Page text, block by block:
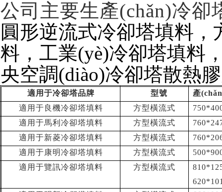
公司主要生產(chǎn)冷卻
圓形逆流式冷卻塔填料，
料，工業(yè)冷卻塔填
央空調(diào)冷卻塔散熱膠
適用于冷卻塔品牌 型號
產
適用于良機冷卻塔填料
方型橫流式
適用于馬利冷卻塔填料
方型橫流式
適用于新菱冷卻塔填料
方型橫流式
適用于康明冷卻塔填料
方型橫流式
適用于覽訊冷卻塔填料
方型橫流式